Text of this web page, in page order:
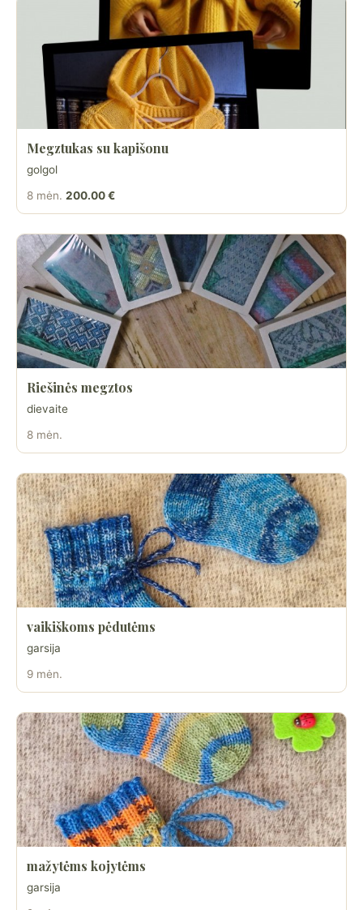
Megztukas su kapišonu
golgol
8 mėn. 200.00 €
Riešinės megztos
dievaite
8 mėn.
vaikiškoms pėdutėms
garsija
9 mėn.
mažytėms kojytėms
garsija